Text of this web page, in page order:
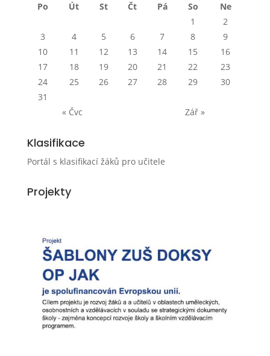
Po
Út St Čt Pá So
Ne
1
2
3
4 5 6 7 8
9
10
11 12 13 14 15
16
17
18 19 20 21 22
23
24
25 26 27 28 29
30
31
« Čvc
Zář »
Klasifikace
Portál s klasifikací žáků pro učitele
Projekty